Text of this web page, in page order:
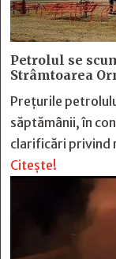
Petrolul se
Strâmtoarea
Prețurile
săptămânii, în
clarificări privind
Citește!